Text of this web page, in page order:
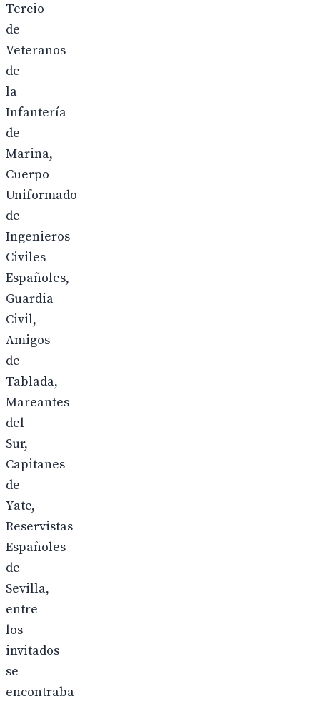
Tercio
de
Veteranos
de
la
Infantería
de
Marina,
Cuerpo
Uniformado
de
Ingenieros
Civiles
Españoles,
Guardia
Civil,
Amigos
de
Tablada,
Mareantes
del
Sur,
Capitanes
de
Yate,
Reservistas
Españoles
de
Sevilla,
entre
los
invitados
se
encontraba